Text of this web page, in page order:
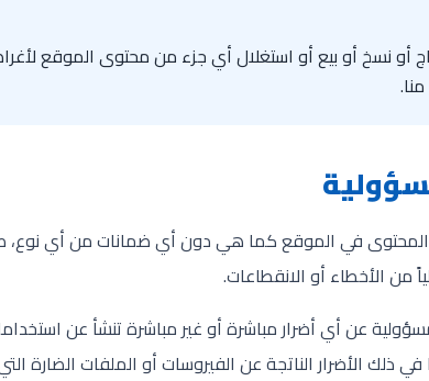
أو نسخ أو بيع أو استغلال أي جزء من محتوى الموقع
والمحتوى في الموقع كما هي دون أي ضمانات من أي نوع،
من الأخطاء أو الانقطاعات.
عن أي أضرار مباشرة أو غير مباشرة تنشأ عن
في ذلك الأضرار الناتجة عن الفيروسات أو الملفات الضارة